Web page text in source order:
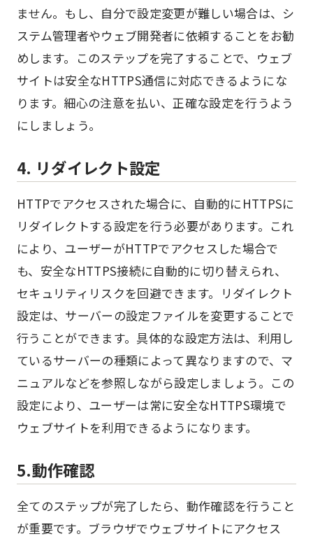
ません。もし、自分で設定変更が難しい場合は、シ
ステム管理者やウェブ開発者に依頼することをお勧
めします。このステップを完了することで、ウェブ
サイトは安全なHTTPS通信に対応できるようにな
ります。細心の注意を払い、正確な設定を行うよう
にしましょう。
4. リダイレクト設定
HTTPでアクセスされた場合に、自動的にHTTPSに
リダイレクトする設定を行う必要があります。これ
により、ユーザーがHTTPでアクセスした場合で
も、安全なHTTPS接続に自動的に切り替えられ、
セキュリティリスクを回避できます。リダイレクト
設定は、サーバーの設定ファイルを変更することで
行うことができます。具体的な設定方法は、利用し
ているサーバーの種類によって異なりますので、マ
ニュアルなどを参照しながら設定しましょう。この
設定により、ユーザーは常に安全なHTTPS環境で
ウェブサイトを利用できるようになります。
5.動作確認
全てのステップが完了したら、動作確認を行うこと
が重要です。ブラウザでウェブサイトにアクセス